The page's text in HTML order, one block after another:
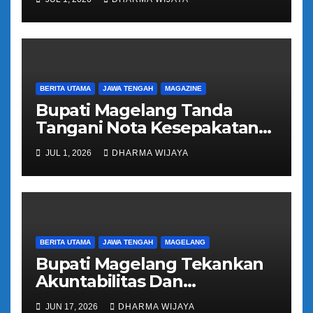
Kloter 81
BERITA UTAMA JAWA TENGAH MAGAZINE
Bupati Magelang Tanda
Tangani Nota Kesepakatan
Pengalihan Pelayanan
Regident Di Kecamatan
Bandongan
JUL 1, 2026 DHARMA WIJAYA
BERITA UTAMA JAWA TENGAH MAGELANG
Bupati Magelang Tekankan
Akuntabilitas Dan
Tranparansi Pengelolaan
JUN 17, 2026 DHARMA WIJAYA